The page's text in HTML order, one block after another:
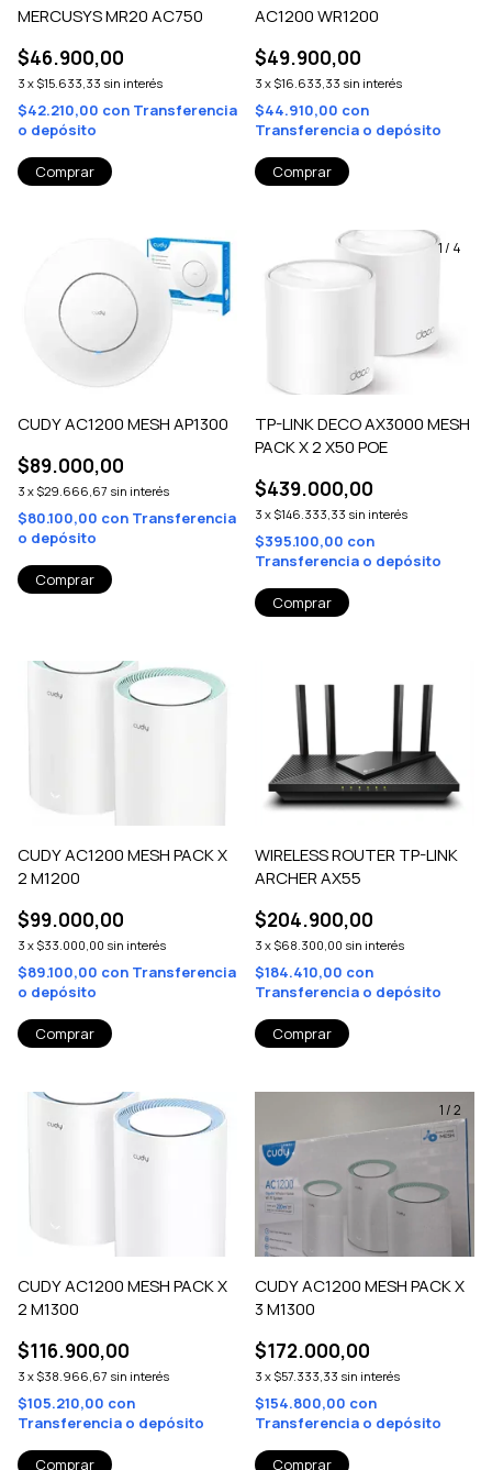
MERCUSYS MR20 AC750
$46.900,00
3 x $15.633,33 sin interés
$42.210,00 con Transferencia
o depósito
AC1200 WR1200
$49.900,00
3 x $16.633,33 sin interés
$44.910,00 con
Transferencia o depósito
CUDY AC1200 MESH AP1300
$89.000,00
3 x $29.666,67 sin interés
$80.100,00 con Transferencia
o depósito
1/ 4
TP-LINK DECO AX3000 MESH
PACK X 2 X50 POE
$439.000,00
3 x $146.333,33 sin interés
$395.100,00 con
Transferencia o depósito
CUDY AC1200 MESH PACK X
2 M1200
$99.000,00
3 x $33.000,00 sin interés
$89.100,00 con Transferencia
o depósito
WIRELESS ROUTER TP-LINK
ARCHER AX55
$204.900,00
3 x $68.300,00 sin interés
$184.410,00 con
Transferencia o depósito
CUDY AC1200 MESH PACK X
2 M1300
$116.900,00
3 x $38.966,67 sin interés
$105.210,00 con
Transferencia o depósito
1/2
CUDY AC1200 MESH PACK X
3 M1300
$172.000,00
3 x $57.333,33 sin interés
$154.800,00 con
Transferencia o depósito